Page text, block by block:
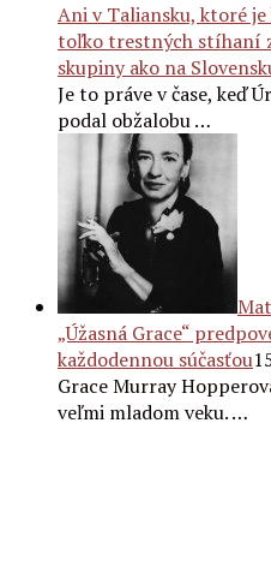
Ani v Taliansku, ktoré
toľko trestných stíhaní
skupiny ako na
Je to práve v čase, keď
podal obžalobu …
„Úžasná Grace“
každodennou súčasťou
Grace Murray
veľmi mladom veku. …